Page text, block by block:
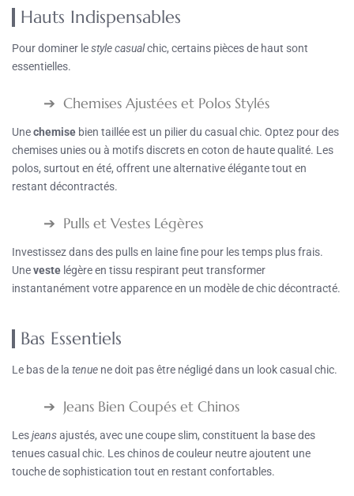
Hauts Indispensables
Pour dominer lestyle casualchic, certains pièces de haut sont
essentielles.
Chemises Ajustées et Polos Stylés
Unechemise bien taillée est un pilier du casual chic. Optez pour des
chemises unies ou à motifs discrets en coton de haute qualité. Les
polos, surtout en été, offrent une alternative élégante tout en
restant décontractés.
Pulls et Vestes Légères
Investissez dans des pulls en laine fine pour les temps plus frais.
Uneveste légère en tissu respirant peut transformer
instantanément votre apparence en un modèle de chic décontracté.
Bas Essentiels
Le bas de la tenue ne doit pas être négligé dans un look casual chic.
Jeans Bien Coupés et Chinos
Lesjeansajustés, avec une coupe slim, constituent la base des
tenues casual chic. Les chinos de couleur neutre ajoutent une
touche de sophistication tout en restant confortables.